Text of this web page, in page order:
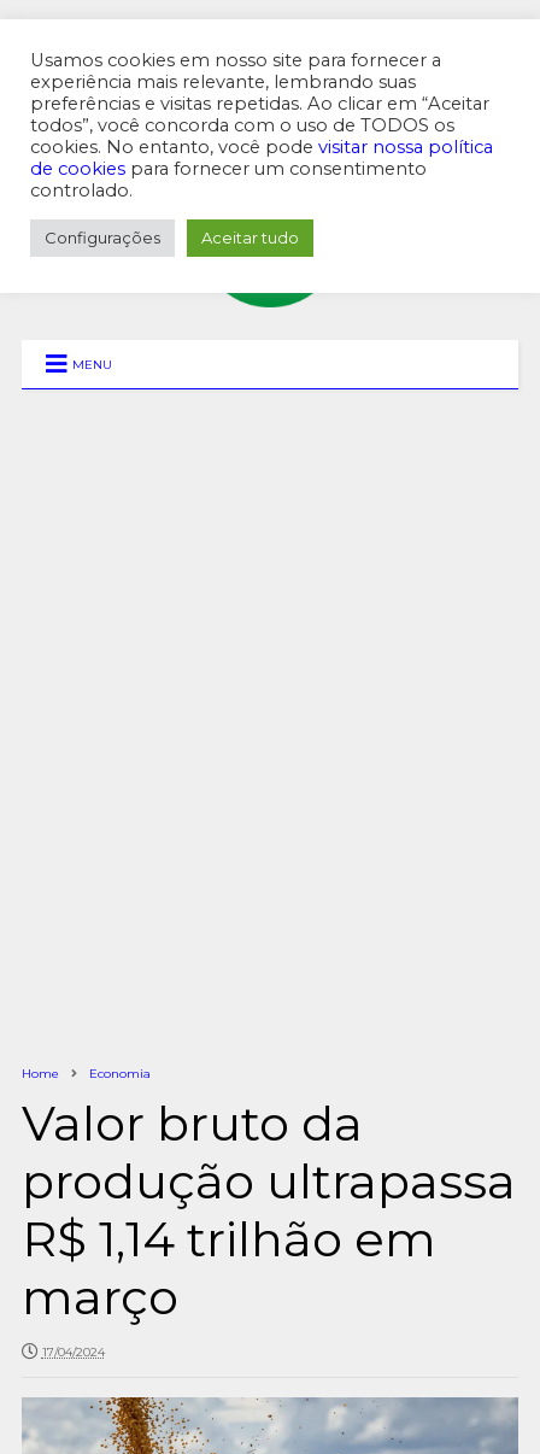
MENU SUPERIOR
MENU
Home Economia
Valor bruto da
produção ultrapassa
R$ 1,14 trilhão em
março
17/04/2024
Usamos cookies em nosso site para fornecer a
experiência mais relevante, lembrando suas
preferências e visitas repetidas. Ao clicar em “Aceitar
todos”, você concorda com o uso de TODOS os
cookies. No entanto, você pode visitar nossa política
de cookies para fornecer um consentimento
controlado.
Configurações Aceitar tudo